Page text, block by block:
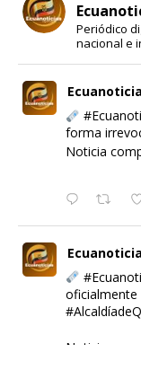
Periódico
nacional e
forma
Noticia
oficialmente
Noticia